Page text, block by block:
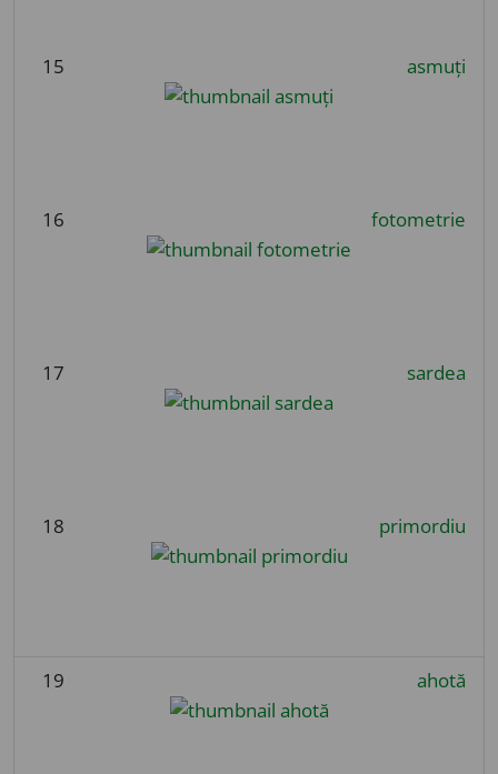
15 asmuți
16 fotometrie
17 sardea
18 primordiu
19 ahotă